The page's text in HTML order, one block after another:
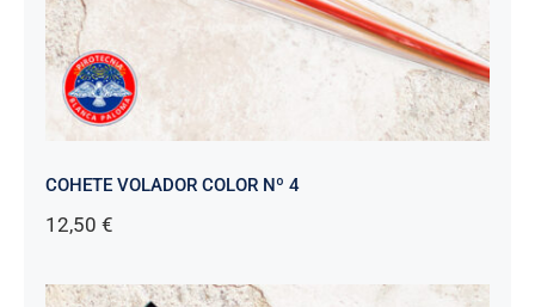
COHETE VOLADOR COLOR Nº 4
12,50 €